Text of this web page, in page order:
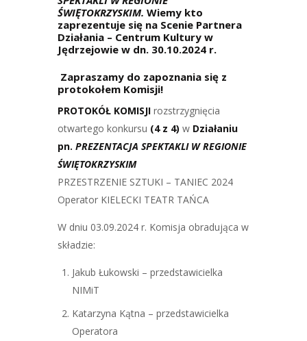
ŚWIĘTOKRZYSKIM. Wiemy kto
zaprezentuje się na Scenie Partnera
Działania – Centrum Kultury w
Jędrzejowie w dn. 30.10.2024 r.
Zapraszamy do zapoznania się z
protokołem Komisji!
PROTOKÓŁ KOMISJI rozstrzygnięcia
otwartego konkursu (4 z 4) w Działaniu
pn. PREZENTACJA SPEKTAKLI W REGIONIE
ŚWIĘTOKRZYSKIM
PRZESTRZENIE SZTUKI – TANIEC 2024
Operator KIELECKI TEATR TAŃCA
W dniu 03.09.2024 r. Komisja obradująca w
składzie:
Jakub Łukowski – przedstawicielka
NIMiT
Katarzyna Kątna – przedstawicielka
Operatora